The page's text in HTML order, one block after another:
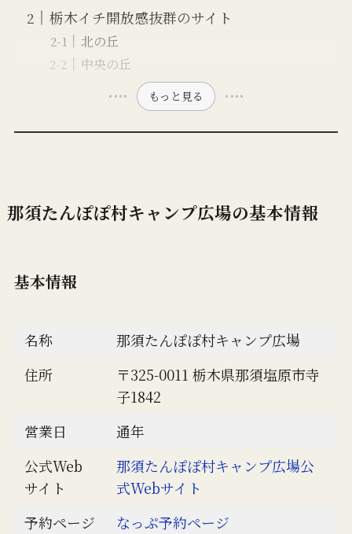
栃木イチ開放感抜群のサイト
北の丘
中央の丘
もっと見る
那須たんぽぽ村キャンプ広場の基本情報
基本情報
名称
那須たんぽぽ村キャンプ広場
住所
〒325-0011 栃木県那須塩原市寺
子1842
営業日
通年
公式Web
サイト
那須たんぽぽ村キャンプ広場公
式Webサイト
予約ページ
なっぷ予約ページ